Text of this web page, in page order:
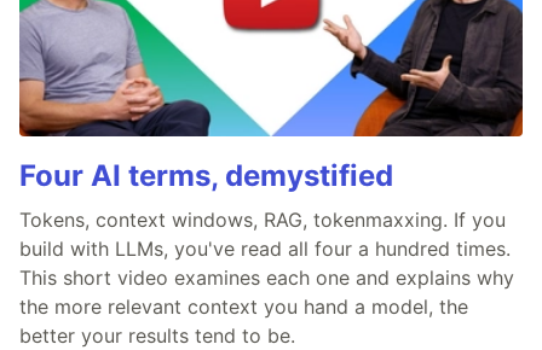
Four AI terms, demystified
Tokens, context windows, RAG, tokenmaxxing. If you
build with LLMs, you've read all four a hundred times.
This short video examines each one and explains why
the more relevant context you hand a model, the
better your results tend to be.